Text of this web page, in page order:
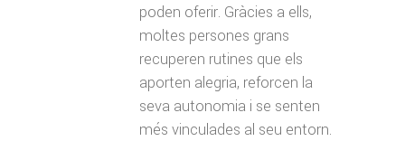
poden oferir. Gràcies a ells,
moltes persones grans
recuperen rutines que els
aporten alegria, reforcen la
seva autonomia i se senten
més vinculades al seu entorn.